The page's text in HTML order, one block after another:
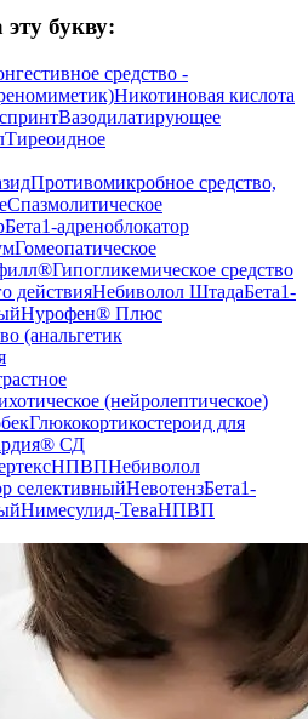
букву:
средство -
Никотиновая кислота
Вазодилатирующее
Тиреоидное
Противомикробное средство,
Спазмолитическое
Бета1-адреноблокатор
Гомеопатическое
Гипогликемическое средство
действияНебиволол ШтадаБета1-
Нурофен® Плюс
(анальгетик
(нейролептическое)
Глюкокортикостероид для
СД
НПВПНебиволол
селективныйНевотензБета1-
Нимесулид-ТеваНПВП